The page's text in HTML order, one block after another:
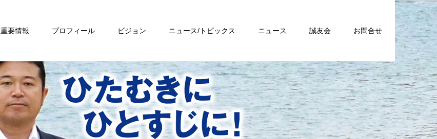
重要情報 プロフィール ビジョン ニュース/トピックス ニュース 誠友会 お問合せ